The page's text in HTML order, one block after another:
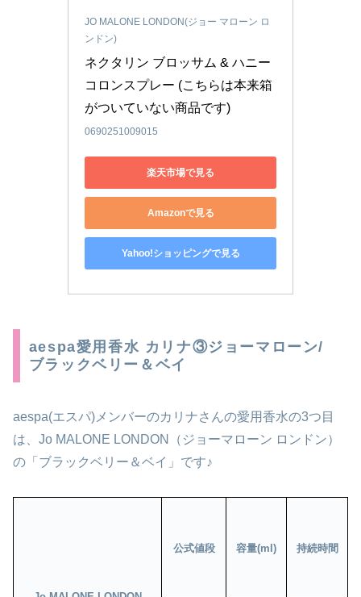
JO MALONE LONDON(ジョー マローン ロ
ンドン)
ネクタリン ブロッサム & ハニー
コロンスプレー (こちらは本来箱
がついていない商品です)
0690251009015
楽天市場で見る
Amazonで見る
Yahoo!ショッピングで見る
aespa愛用香水 カリナ③ジョーマローン/
ブラックベリー＆ベイ
aespa(エスパ)メンバーのカリナさんの愛用香水の3つ目
は、Jo MALONE LONDON（ジョーマローン ロンドン）
の「ブラックベリー＆ベイ」です♪
公式値段 容量(ml) 持続時間